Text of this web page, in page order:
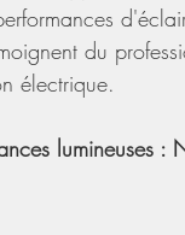
du
électrique.
lumineuses :